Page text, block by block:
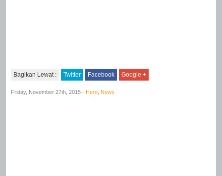
Bagikan Lewat : Twitter Facebook Google +
Friday, November 27th, 2015 - Hero News